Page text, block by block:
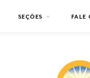
SEÇÕES FALE